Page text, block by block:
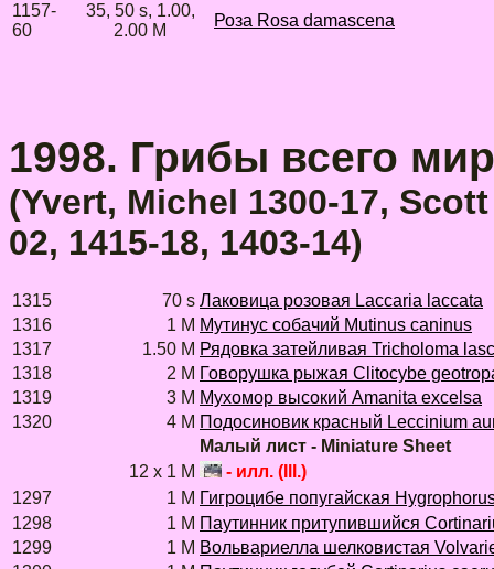
1157-
60
35, 50 s, 1.00,
2.00 M
Роза Rosa damascena
1998. Грибы всего
(Yvert, Michel 1300-17,
02, 1415-18, 1403-14)
1315 70 s Лаковица розовая Laccaria laccata
1316
1 M Мутинус собачий Mutinus caninus
1317
1.50 M Рядовка затейливая Tricholoma
1318
2 M Говорушка рыжая Clitocybe
1319
3 M Мухомор высокий Amanita excelsa
1320
4 M Подосиновик красный Leccinium
Малый лист - Miniature Sheet
12 x 1 M
- илл. (Ill.)
1297
1 M Гигроцибе попугайская
1298
1 M Паутинник притупившийся
1299
1 M Вольвариелла шелковистая